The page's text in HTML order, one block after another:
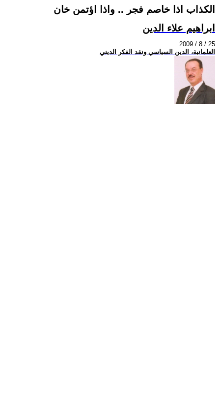
الكذاب اذا خاصم فجر .. واذا اؤتمن خان
ابراهيم علاء الدين
2009 / 8 / 25
العلمانية، الدين السياسي ونقد الفكر الديني